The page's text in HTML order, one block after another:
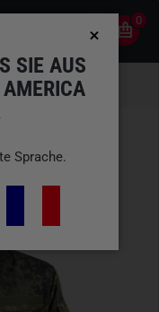
0
SIE AUS
Sprache.